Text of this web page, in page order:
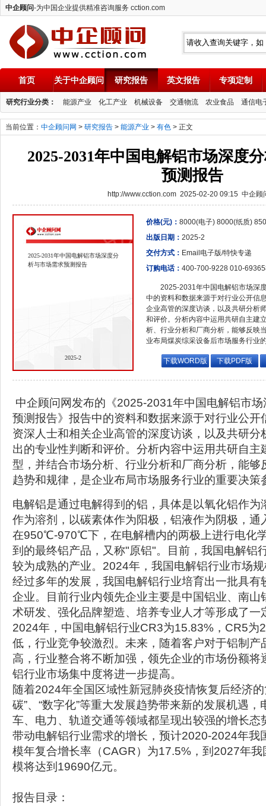
中企顾问-为中国企业提供精准咨询服务 cction.com
中企顾问
首页 关于中企顾问 研究报告 英文报告 专项定制
研究行业分类： 能源产业 化工产业 机械设备 交通物流 农业食品 通信电
当前位置： 中企顾问网 > 研究报告 > 能源产业 > 有色 > 正文
2025-2031年中国电解铝市场深度
预测报告
http://www.cction.com 2025-02-20 09:15 中企顾
2025-2031年中国电解铝市场深度分
析与市场需求预测报告
2025-2
价格(元)： 8000(电子) 8000(纸质)
出版日期： 2025-2
交付方式： Email电子版/特快专递
订购电话： 400-700-9228 010-
2025-2031年中国电解铝市场深
中的资料和数据来源于对行业公开信
企业高管的深度访谈，以及共研分析
和评价。分析内容中运用共研自主建
析、行业分析和厂商分析，能够反映
业布局煤炭综采设备后市场服务行业
下载WORD版 下载PDF版
中企顾问网发布的《2025-2031年中国电解铝市
预测报告》报告中的资料和数据来源于对行业公开
资深人士和相关企业高管的深度访谈，以及共研分
出的专业性判断和评价。分析内容中运用共研自主
型，并结合市场分析、行业分析和厂商分析，能够
趋势和规律，是企业布局市场服务行业的重要决策
电解铝是通过电解得到的铝，具体是以氧化铝作为
作为溶剂，以碳素体作为阳极，铝液作为阴极，通
在950℃-970℃下，在电解槽内的两极上进行电化
到的最终铝产品，又称"原铝"。目前，我国电解铝
较为成熟的产业。2024年，我国电解铝行业市场
经过多年的发展，我国电解铝行业培育出一批具有
企业。目前行业内领先企业主要是中国铝业、南山
术研发、强化品牌塑造、培养专业人才等形成了一
2024年，中国电解铝行业CR3为15.83%，CR5为
低，行业竞争较激烈。未来，随着客户对于铝制产
高，行业整合将不断加强，领先企业的市场份额将
铝行业市场集中度将进一步提高。
随着2024年全国区域性新冠肺炎疫情恢复后经济的
碳”、“数字化”等重大发展趋势带来新的发展机遇
车、电力、轨道交通等领域都呈现出较强的增长态
带动电解铝行业需求的增长，预计2020-2024年我
模年复合增长率（CAGR）为17.5%，到2027年
模将达到19690亿元。
报告目录：